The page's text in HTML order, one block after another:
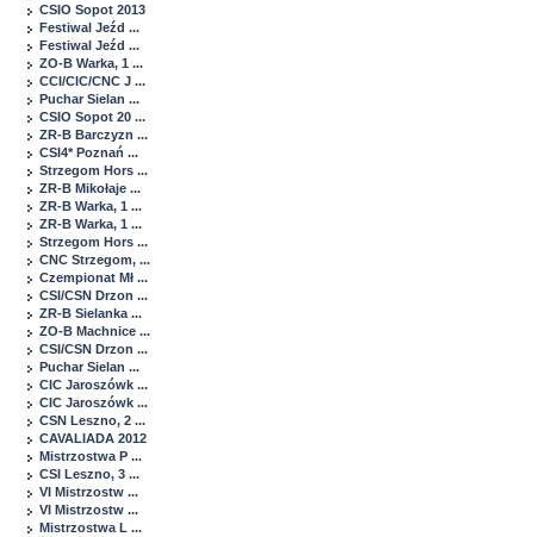
CSIO Sopot 2013
Festiwal Jeźd ...
Festiwal Jeźd ...
ZO-B Warka, 1 ...
CCI/CIC/CNC J ...
Puchar Sielan ...
CSIO Sopot 20 ...
ZR-B Barczyzn ...
CSI4* Poznań ...
Strzegom Hors ...
ZR-B Mikołaje ...
ZR-B Warka, 1 ...
ZR-B Warka, 1 ...
Strzegom Hors ...
CNC Strzegom, ...
Czempionat Mł ...
CSI/CSN Drzon ...
ZR-B Sielanka ...
ZO-B Machnice ...
CSI/CSN Drzon ...
Puchar Sielan ...
CIC Jaroszówk ...
CIC Jaroszówk ...
CSN Leszno, 2 ...
CAVALIADA 2012
Mistrzostwa P ...
CSI Leszno, 3 ...
VI Mistrzostw ...
VI Mistrzostw ...
Mistrzostwa L ...